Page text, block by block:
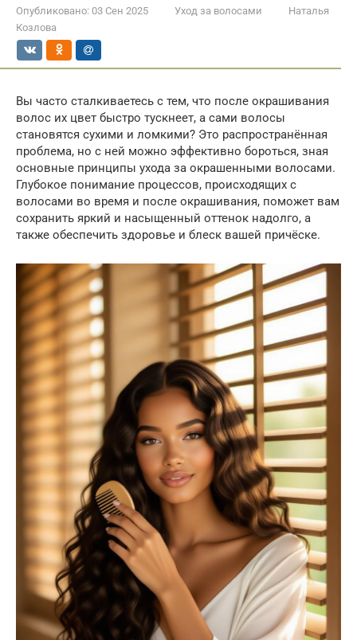
Опубликовано: 03 Сен 2025 Уход за волосами
Наталья
Козлова
Вы часто сталкиваетесь с тем, что после окрашивания
волос их цвет быстро тускнеет, а сами волосы
становятся сухими и ломкими? Это распространённая
проблема, но с ней можно эффективно бороться, зная
основные принципы ухода за окрашенными волосами.
Глубокое понимание процессов, происходящих с
волосами во время и после окрашивания, поможет вам
сохранить яркий и насыщенный оттенок надолго, а
также обеспечить здоровье и блеск вашей причёске.